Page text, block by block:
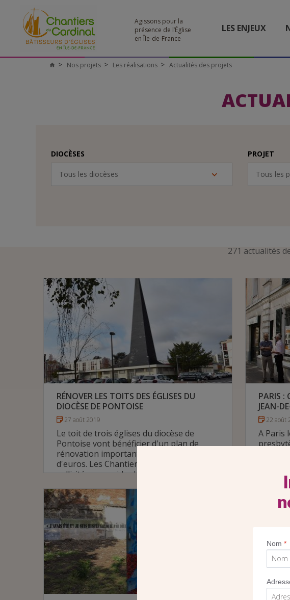
Agissons pour la
présence de l’Église
en Île-de-France
LES ENJEUX
Chantiers
Nos projets Les réalisations Actualités des projets
DIOCÈSES
Tous les diocèses
PROJET
Tous les
271 actualités
RÉNOVER LES TOITS DES ÉGLISES DU
DIOCÈSE DE PONTOISE
27 août 2019
Le toit de trois églises du diocèse de
Pontoise vont bénéficier d'un plan de
rénovation important d'environ 3 millions
d'euros. Les Chantiers du Cardinal sont
sollicités pour aider le diocèse.
# Diocèse de Pontoise
PARIS :
JEAN-
22 août
A Paris
Nom*